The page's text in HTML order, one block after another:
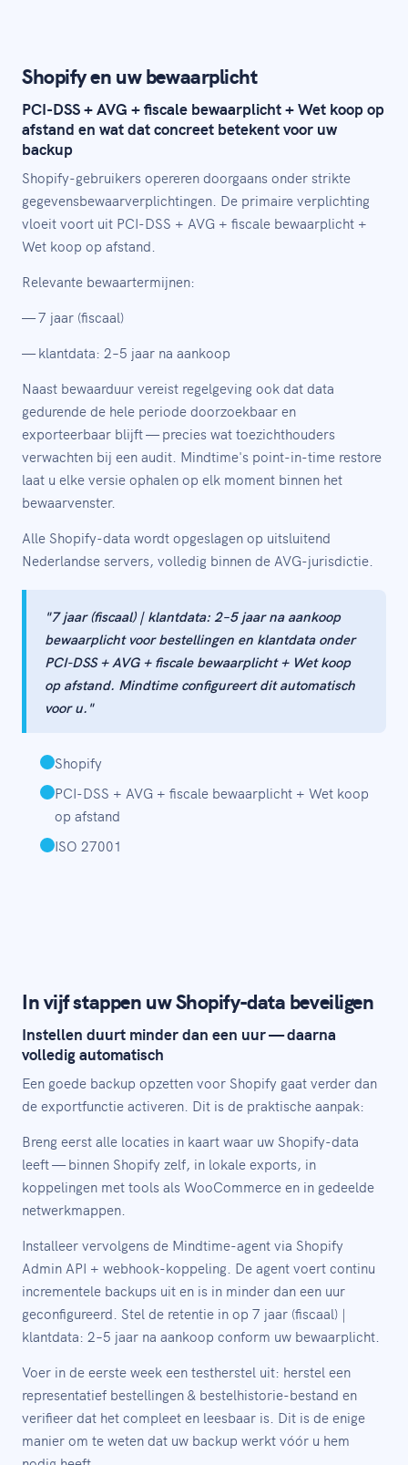
Shopify en uw bewaarplicht
PCI-DSS + AVG + fiscale bewaarplicht + Wet koop op
afstand en wat dat concreet betekent voor uw
backup
Shopify-gebruikers opereren doorgaans onder strikte
gegevensbewaarverplichtingen. De primaire verplichting
vloeit voort uit PCI-DSS + AVG + fiscale bewaarplicht +
Wet koop op afstand.
Relevante bewaartermijnen:
— 7 jaar (fiscaal)
— klantdata: 2–5 jaar na aankoop
Naast bewaarduur vereist regelgeving ook dat data
gedurende de hele periode doorzoekbaar en
exporteerbaar blijft — precies wat toezichthouders
verwachten bij een audit. Mindtime's point-in-time restore
laat u elke versie ophalen op elk moment binnen het
bewaarvenster.
Alle Shopify-data wordt opgeslagen op uitsluitend
Nederlandse servers, volledig binnen de AVG-jurisdictie.
"7 jaar (fiscaal) | klantdata: 2–5 jaar na aankoop
bewaarplicht voor bestellingen en klantdata onder
PCI-DSS + AVG + fiscale bewaarplicht + Wet koop
op afstand. Mindtime configureert dit automatisch
voor u."
Shopify
PCI-DSS + AVG + fiscale bewaarplicht + Wet koop
op afstand
ISO 27001
In vijf stappen uw Shopify-data beveiligen
Instellen duurt minder dan een uur — daarna
volledig automatisch
Een goede backup opzetten voor Shopify gaat verder dan
de exportfunctie activeren. Dit is de praktische aanpak:
Breng eerst alle locaties in kaart waar uw Shopify-data
leeft — binnen Shopify zelf, in lokale exports, in
koppelingen met tools als WooCommerce en in gedeelde
netwerkmappen.
Installeer vervolgens de Mindtime-agent via Shopify
Admin API + webhook-koppeling. De agent voert continu
incrementele backups uit en is in minder dan een uur
geconfigureerd. Stel de retentie in op 7 jaar (fiscaal) |
klantdata: 2–5 jaar na aankoop conform uw bewaarplicht.
Voer in de eerste week een testherstel uit: herstel een
representatief bestellingen & bestelhistorie-bestand en
verifieer dat het compleet en leesbaar is. Dit is de enige
manier om te weten dat uw backup werkt vóór u hem